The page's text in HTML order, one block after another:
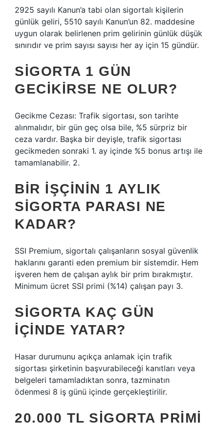
2925 sayılı Kanun’a tabi olan sigortalı kişilerin
günlük geliri, 5510 sayılı Kanun’un 82. maddesine
uygun olarak belirlenen prim gelirinin günlük düşük
sınırıdır ve prim sayısı sayısı her ay için 15 gündür.
SIGORTA 1 GÜN
GECIKIRSE NE OLUR?
Gecikme Cezası: Trafik sigortası, son tarihte
alınmalıdır, bir gün geç olsa bile, %5 sürpriz bir
ceza vardır. Başka bir deyişle, trafik sigortası
gecikmeden sonraki 1. ay içinde %5 bonus artışı ile
tamamlanabilir. 2.
BIR IŞÇININ 1 AYLIK
SIGORTA PARASI NE
KADAR?
SSI Premium, sigortalı çalışanların sosyal güvenlik
haklarını garanti eden premium bir sistemdir. Hem
işveren hem de çalışan aylık bir prim bırakmıştır.
Minimum ücret SSI primi (%14) çalışan payı 3.
SIGORTA KAÇ GÜN
IÇINDE YATAR?
Hasar durumunu açıkça anlamak için trafik
sigortası şirketinin başvurabileceği kanıtları veya
belgeleri tamamladıktan sonra, tazminatın
ödenmesi 8 iş günü içinde gerçekleştirilir.
20.000 TL SIGORTA PRIMI